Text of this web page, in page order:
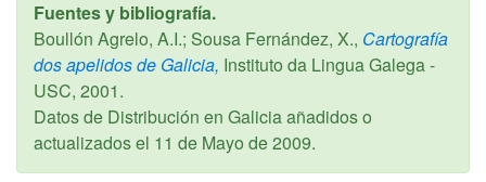
Fuentes y bibliografía.
Boullón Agrelo, A.I.; Sousa Fernández, X., Cartografía
dos apelidos de Galicia, Instituto da Lingua Galega -
USC, 2001.
Datos de Distribución en Galicia añadidos o
actualizados el 11 de Mayo de 2009.